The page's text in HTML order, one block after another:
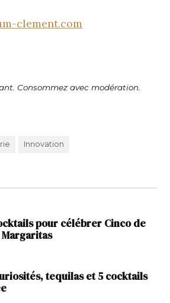
clement.com
Consommez avec modération.
Innovation
pour célébrer Cinco de
tequilas et 5 cocktails